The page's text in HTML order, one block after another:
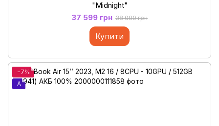
"Midnight"
37 599 грн 38 000 грн
Купити
−7%
A